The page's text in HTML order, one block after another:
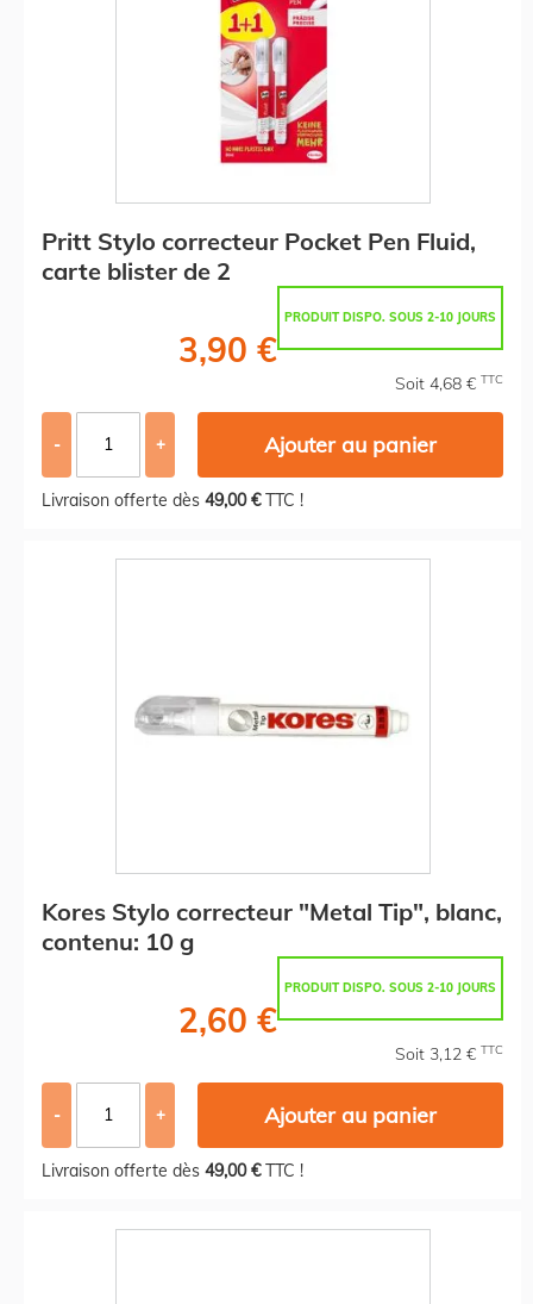
Pritt Stylo correcteur Pocket Pen Fluid,
carte blister de 2
PRODUIT DISPO. SOUS 2-10 JOURS
3,90 €
Soit 4,68 € TTC
- + Ajouter au panier
Livraison offerte dès 49,00 €TTC !
Kores Stylo correcteur "Metal Tip", blanc,
contenu: 10 g
PRODUIT DISPO. SOUS 2-10 JOURS
2,60 €
Soit 3,12 € TTC
- + Ajouter au panier
Livraison offerte dès 49,00 €TTC !